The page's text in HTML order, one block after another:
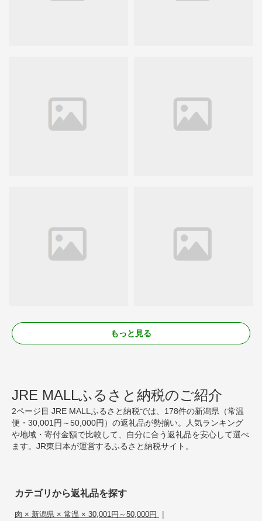
もっと見る
JRE MALLふるさと納税のご紹介
2ページ目 JRE MALLふるさと納税では、178件の新潟県（常温
便・30,001円～50,000円）の返礼品が勢揃い。人気ランキング
や地域・寄付金額で比較して、自分に合う返礼品を安心して選べ
ます。JR東日本が運営するふるさと納税サイト。
カテゴリから返礼品を探す
肉 × 新潟県 × 常温 × 30,001円～50,000円 |